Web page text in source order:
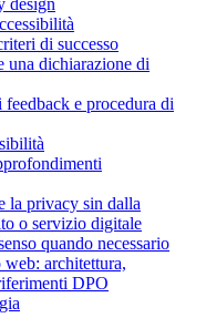
di successo
una dichiarazione di
e procedura di
la privacy sin dalla
o servizio digitale
quando necessario
architettura,
DPO